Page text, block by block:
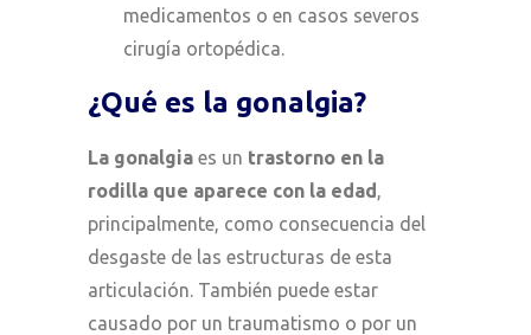
medicamentos o en casos severos
cirugía ortopédica.
¿Qué es la gonalgia?
La gonalgia es un trastorno en la
rodilla que aparece con la edad,
principalmente, como consecuencia del
desgaste de las estructuras de esta
articulación. También puede estar
causado por un traumatismo o por un